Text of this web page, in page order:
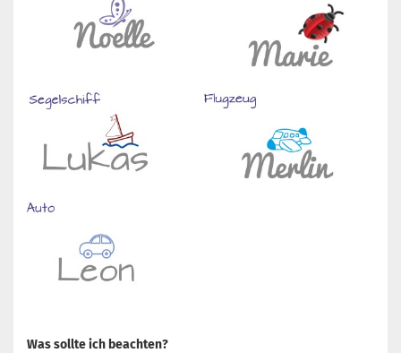
Was sollte ich beachten?